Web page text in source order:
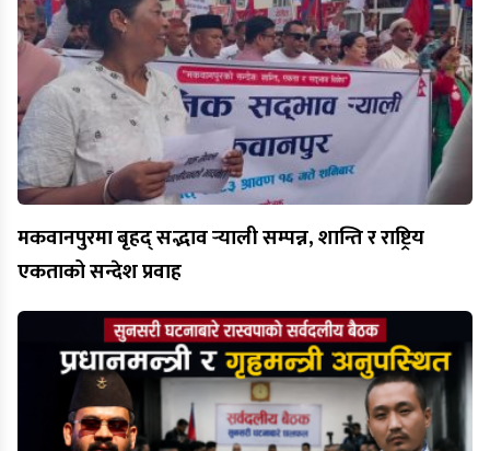
मकवानपुरमा बृहद् सद्भाव र्‍याली सम्पन्न, शान्ति र राष्ट्रिय
एकताको सन्देश प्रवाह